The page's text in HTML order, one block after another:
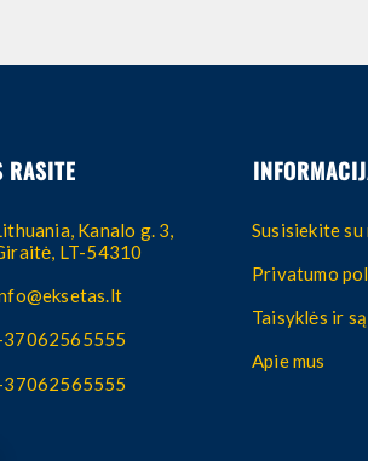
RASITE
Kanalo g. 3,
LT-54310
Susisiekite su
Privatumo
Taisyklės ir
Apie mus